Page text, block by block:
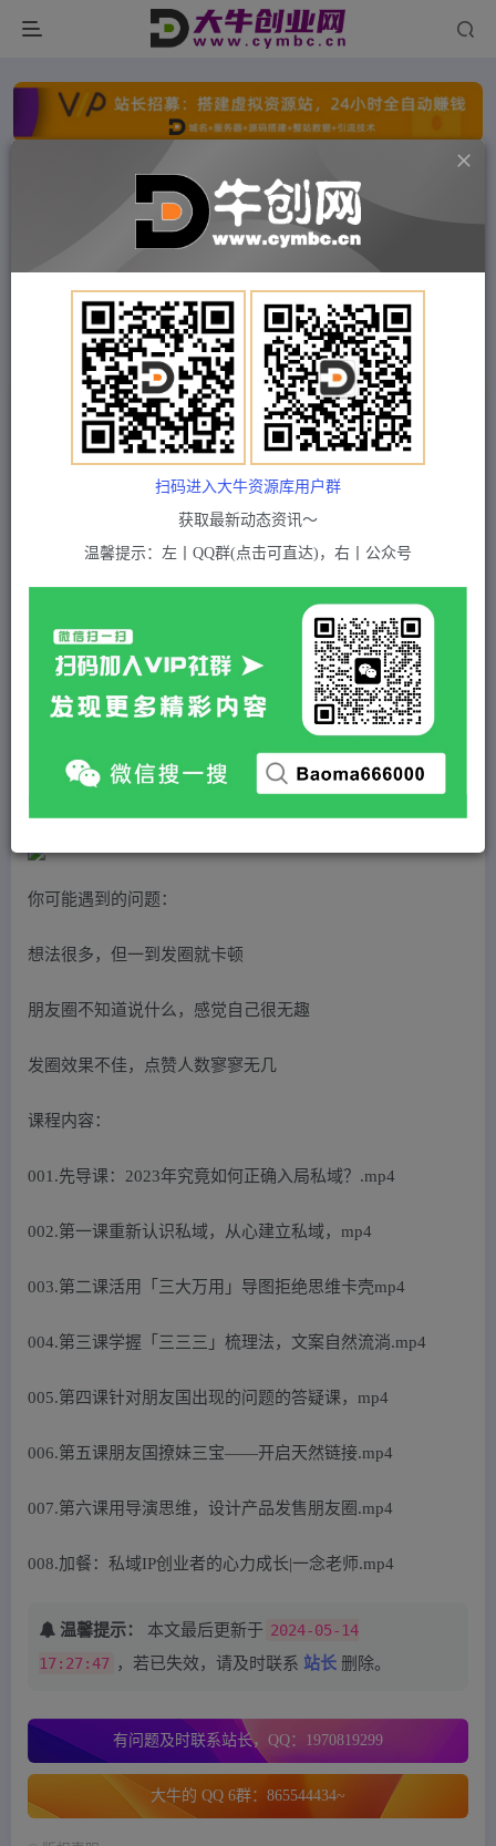
点击开通分站+ 每日收入300+
文字广告火爆招租 文字广告火爆招租
文字广告火爆招租
文字广告火爆招租 文字广告火爆招租
付费项目 福缘网 正文
私域-出圈计划系列课程之朋友圈-表达课，2023全
新口碑训练营
5 积分
黄金会员 免费 超级会员(永久VIP) 免费
站长QQ：1970819299
付费资源
你可能遇到的问题：
想法很多，但一到发圈就卡顿
朋友圈不知道说什么，感觉自己很无趣
发圈效果不佳，点赞人数寥寥无几
课程内容：
001.先导课：2023年究竟如何正确入局私域？.mp4
002.第一课重新认识私域，从心建立私域，mp4
003.第二课活用「三大万用」导图拒绝思维卡壳mp4
004.第三课学握「三三三」梳理法，文案自然流淌.mp4
005.第四课针对朋友国出现的问题的答疑课，mp4
006.第五课朋友国撩妹三宝——开启天然链接.mp4
007.第六课用导演思维，设计产品发售朋友圈.mp4
008.加餐：私域IP创业者的心力成长|一念老师.mp4
温馨提示： 本文最后更新于 2024-05-14
17:27:47 ，若已失效，请及时联系 站长 删除。
有问题及时联系站长，QQ：1970819299
大牛的 QQ 6群：865544434~
扫码进入大牛资源库用户群
获取最新动态资讯～
温馨提示：左丨QQ群(点击可直达)，右丨公众号